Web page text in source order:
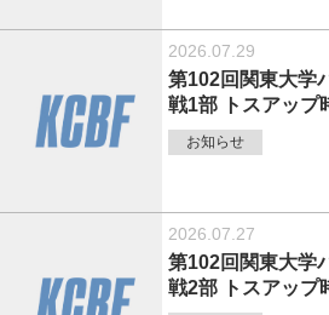
2026.07.29
第102回関東大学
戦1部 トスアップ
お知らせ
2026.07.27
第102回関東大学
戦2部 トスアップ